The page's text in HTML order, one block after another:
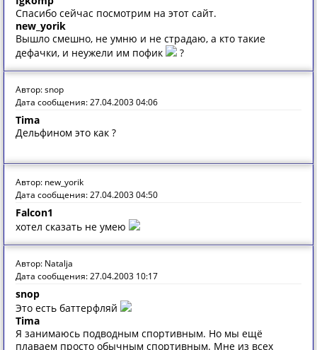
Спасибо сейчас посмотрим на этот сайт.
new_yorik
Вышло смешно, не умню и не страдаю, а кто такие
дeфачки, и неужели им пофик
?
Автор: snop
Дата сообщения: 27.04.2003 04:06
Tima
Дельфином это как ?
Автор: new_yorik
Дата сообщения: 27.04.2003 04:50
Falcon1
хотел сказать не умею
Автор: Natalja
Дата сообщения: 27.04.2003 10:17
snop
Это есть баттерфляй
Tima
Я занимаюсь подводным спортивным. Но мы ещё
плаваем просто обычным спортивным. Мне из всех